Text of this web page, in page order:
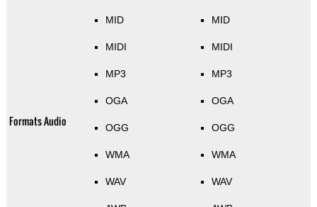
Formats Audio
MID
MIDI
MP3
OGA
OGG
WMA
WAV
MID
MIDI
MP3
OGA
OGG
WMA
WAV